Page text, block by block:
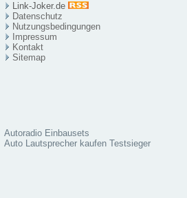
Link-Joker.de
Datenschutz
Nutzungsbedingungen
Impressum
Kontakt
Sitemap
Autoradio Einbausets
Auto Lautsprecher kaufen Testsieger